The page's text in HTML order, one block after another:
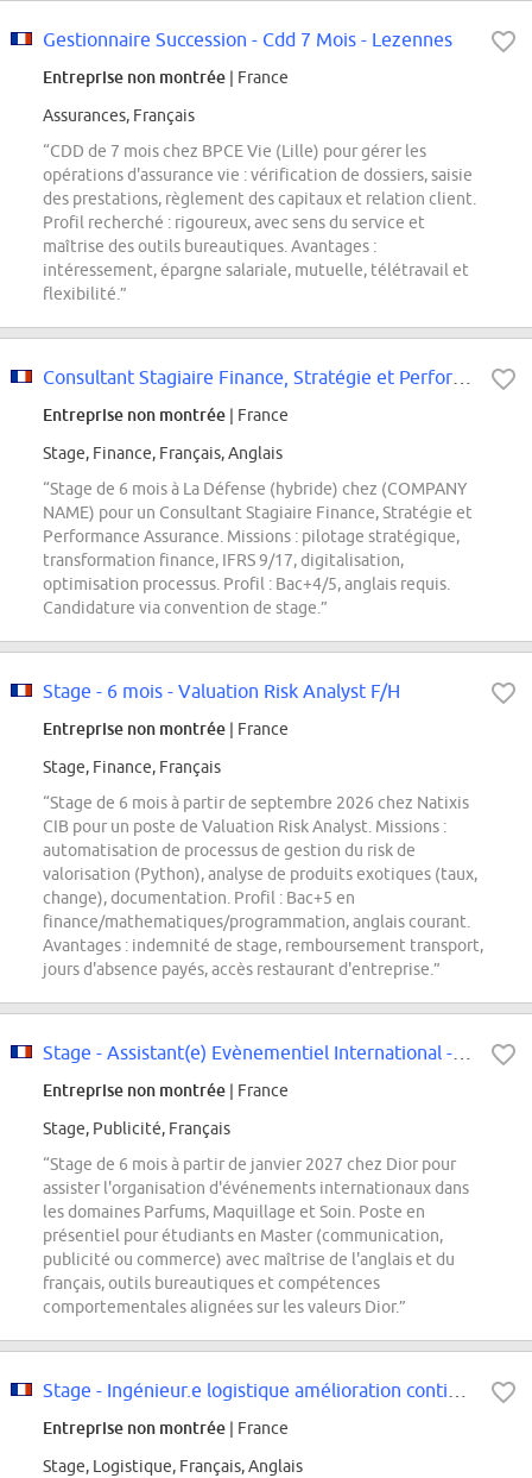
Gestionnaire Succession - Cdd 7 Mois - Lezennes
Entreprise non montrée | France
Assurances, Français
“CDD de 7 mois chez BPCE Vie (Lille) pour gérer les
opérations d'assurance vie : vérification de dossiers, saisie
des prestations, règlement des capitaux et relation client.
Profil recherché : rigoureux, avec sens du service et
maîtrise des outils bureautiques. Avantages :
intéressement, épargne salariale, mutuelle, télétravail et
flexibilité.”
Entreprise non montrée | France
Stage, Finance, Français, Anglais
“Stage de 6 mois à La Défense (hybride) chez (COMPANY
NAME) pour un Consultant Stagiaire Finance, Stratégie et
Performance Assurance. Missions : pilotage stratégique,
transformation finance, IFRS 9/17, digitalisation,
optimisation processus. Profil : Bac+4/5, anglais requis.
Candidature via convention de stage.”
Stage - 6 mois - Valuation Risk Analyst F/H
Entreprise non montrée | France
Stage, Finance, Français
“Stage de 6 mois à partir de septembre 2026 chez Natixis
CIB pour un poste de Valuation Risk Analyst. Missions :
automatisation de processus de gestion du risk de
valorisation (Python), analyse de produits exotiques (taux,
change), documentation. Profil : Bac+5 en
finance/mathematiques/programmation, anglais courant.
Avantages : indemnité de stage, remboursement transport,
jours d'absence payés, accès restaurant d'entreprise.”
Entreprise non montrée | France
Stage, Publicité, Français
“Stage de 6 mois à partir de janvier 2027 chez Dior pour
assister l'organisation d'événements internationaux dans
les domaines Parfums, Maquillage et Soin. Poste en
présentiel pour étudiants en Master (communication,
publicité ou commerce) avec maîtrise de l'anglais et du
français, outils bureautiques et compétences
comportementales alignées sur les valeurs Dior.”
Entreprise non montrée | France
Stage, Logistique, Français, Anglais